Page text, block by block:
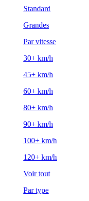
Standard
Grandes
Par vitesse
30+ km/h
45+ km/h
60+ km/h
80+ km/h
90+ km/h
100+ km/h
120+ km/h
Voir tout
Par type